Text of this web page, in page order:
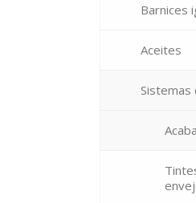
Barnices
Aceites
Sistemas